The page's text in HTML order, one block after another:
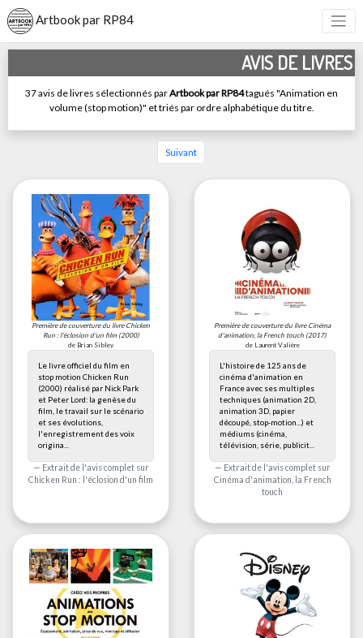
Artbook par RP84
AVIS DE LIVRES
37 avis de livres sélectionnés parArtbook par RP84tagués "Animation en
volume (stop motion)" et triés par ordre alphabétique du titre.
Suivant
Première de couverture du livre Chicken
Run : l'éclosion d'un film(2000)
de Brian Sibley
Le livre officiel du film en
stop motion Chicken Run
(2000) réalisé par Nick Park
et Peter Lord: la genèse du
film, le travail sur le scénario
et ses évolutions,
l'enregistrement des voix
origina...
Extrait de l'avis complet sur
Chicken Run : l'éclosion d'un film
Première de couverture du livre Cinéma
d'animation, la French touch (2017)
de Laurent Valière
L'histoire de 125 ans de
cinéma d'animation en
France avec ses multiples
techniques (animation 2D,
animation 3D, papier
découpé, stop-motion...) et
médiums (cinéma,
télévision, série, publicit...
Extrait de l'avis complet sur
Cinéma d'animation, la French
touch